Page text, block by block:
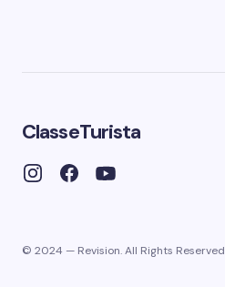
ClasseTurista
© 2024 — Revision. All Rights